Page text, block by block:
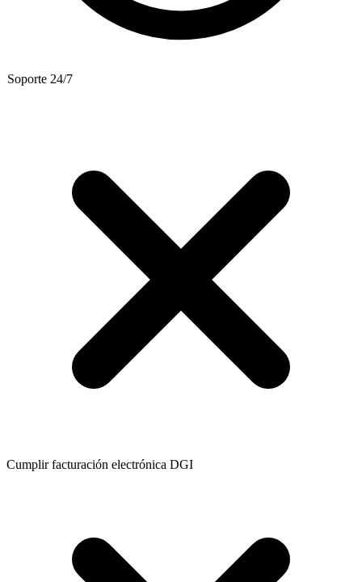
Soporte 24/7
Cumplir facturación electrónica DGI